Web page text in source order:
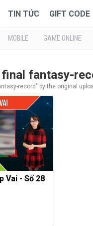
TIN TỨC GIFT CODE
MOBILE GAME ONLINE
fantasy-
record" by the original
Vai - Số 28